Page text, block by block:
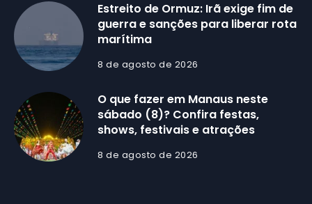
Estreito de Ormuz: Irã exige fim de
guerra e sanções para liberar rota
marítima
8 de agosto de 2026
O que fazer em Manaus neste
sábado (8)? Confira festas,
shows, festivais e atrações
8 de agosto de 2026